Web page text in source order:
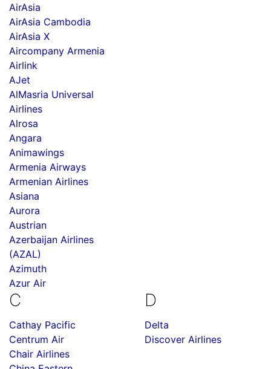
AirAsia
AirAsia Cambodia
AirAsia X
Aircompany Armenia
Airlink
AJet
AlMasria Universal
Airlines
Alrosa
Angara
Animawings
Armenia Airways
Armenian Airlines
Asiana
Aurora
Austrian
Azerbaijan Airlines
(AZAL)
Azimuth
Azur Air
C
Cathay Pacific
Centrum Air
Chair Airlines
D
Delta
Discover Airlines